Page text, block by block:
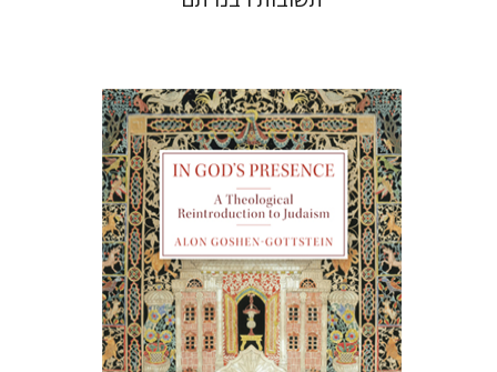
אלון גושן-גוטשטיין